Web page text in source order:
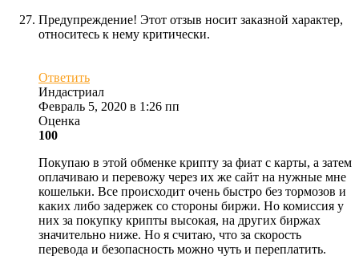
Предупреждение! Этот отзыв носит заказной характер,
относитесь к нему критически.
Ответить
Индастриал
Февраль 5, 2020 в 1:26 пп
Оценка
100
Покупаю в этой обменке крипту за фиат с карты, а затем
оплачиваю и перевожу через их же сайт на нужные мне
кошельки. Все происходит очень быстро без тормозов и
каких либо задержек со стороны биржи. Но комиссия у
них за покупку крипты высокая, на других биржах
значительно ниже. Но я считаю, что за скорость
перевода и безопасность можно чуть и переплатить.